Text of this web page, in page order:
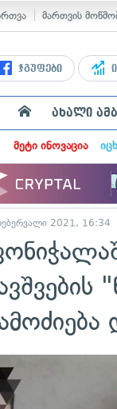
მართვის
ჯგუფები
ახალი
მეტი ინოვაცია
2021, 16:34